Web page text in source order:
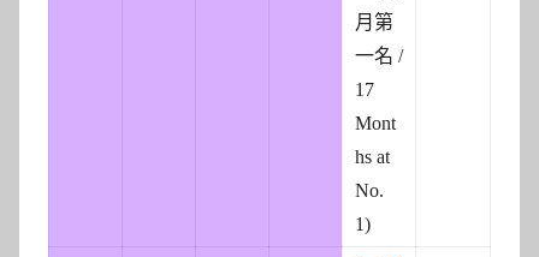
月第
一名 /
17
Mont
hs at
No.
1)